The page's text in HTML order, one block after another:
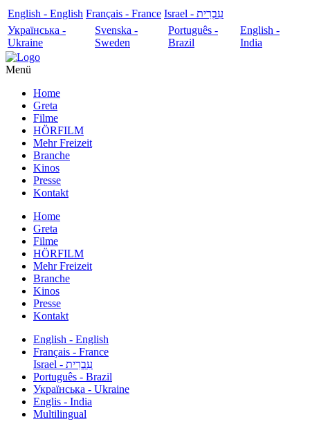
English - English Français - France
עִבְרִית - Israel
Українська -
Ukraine
Svenska -
Sweden
Português -
Brazil
English -
India
Menü
Home
Greta
Filme
HÖRFILM
Mehr Freizeit
Branche
Kinos
Presse
Kontakt
Home
Greta
Filme
HÖRFILM
Mehr Freizeit
Branche
Kinos
Presse
Kontakt
English - English
Français - France
עִבְרִית - Israel
Português - Brazil
Українська - Ukraine
Englis - India
Multilingual